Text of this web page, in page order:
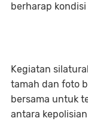
berharap
Kegiatan
tamah dan foto
bersama untuk
antara